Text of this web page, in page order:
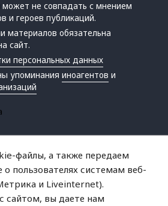
не совпадать с мнением
и героев публикаций.
материалов обязательна
сайт.
персональных данных
упоминанияиноагентов и
файлы, а также передаем
о пользователях системам веб-
и Liveinternet).
сайтом, вы даете нам